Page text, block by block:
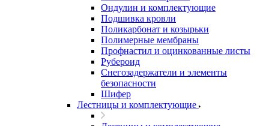
Ондулин и комплектующие
Подшивка кровли
Поликарбонат и козырьки
Полимерные мембраны
Профнастил и оцинкованные листы
Рубероид
Снегозадержатели и элементы
безопасности
Шифер
Лестницы и комплектующие